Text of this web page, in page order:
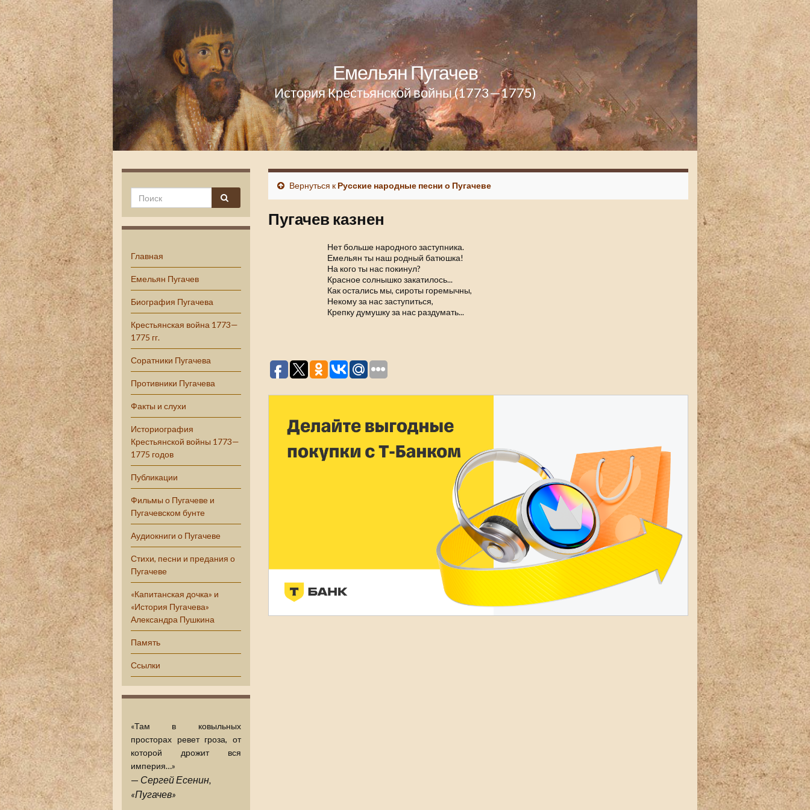
Емельян Пугачев
История Крестьянской войны (1773—1775)
Главная
Емельян Пугачев
Биография Пугачева
Крестьянская война 1773—
1775 гг.
Соратники Пугачева
Противники Пугачева
Факты и слухи
Историография
Крестьянской войны 1773—
1775 годов
Публикации
Фильмы о Пугачеве и
Пугачевском бунте
Аудиокниги о Пугачеве
Стихи, песни и предания о
Пугачеве
«Капитанская дочка» и
«История Пугачева»
Александра Пушкина
Память
Ссылки
«Там в ковыльных
просторах ревет гроза, от
которой дрожит вся
империя…»
— Сергей Есенин,
«Пугачев»
Вернуться к Русские народные песни о Пугачеве
Пугачев казнен
Нет больше народного заступника.
Емельян ты наш родный батюшка!
На кого ты нас покинул?
Красное солнышко закатилось...
Как остались мы, сироты горемычны,
Некому за нас заступиться,
Крепку думушку за нас раздумать...